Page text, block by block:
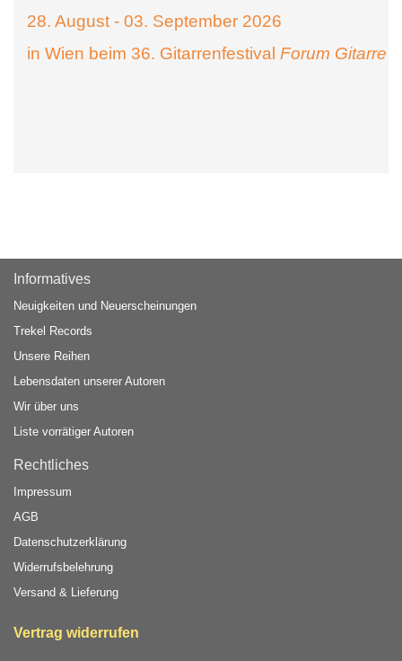
28. August - 03. September 2026
in Wien beim 36. Gitarrenfestival Forum Gitarre
Informatives
Neuigkeiten und Neuerscheinungen
Trekel Records
Unsere Reihen
Lebensdaten unserer Autoren
Wir über uns
Liste vorrätiger Autoren
Rechtliches
Impressum
AGB
Datenschutzerklärung
Widerrufsbelehrung
Versand & Lieferung
Vertrag widerrufen